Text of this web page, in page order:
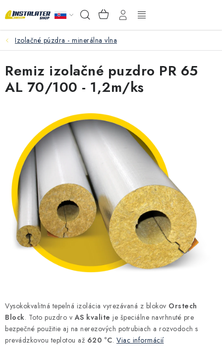
na
Hľadať NÁKUPNÝ
KOŠÍK
Inštalačný materiál
Podlahové kúrenie
Ventily a armatúry
Meranie a regulácia
Kúrenie a chladenie
Komíny a dymovody
Filtrovanie a úprava vody
Záhrada a závlaha
VEĽKOOBCHOD
AKO VYBRAŤ?
PREDAJŇA - RAKOVÁ
Izolačné púzdra - minerálna vlna
Vysokokvalitná tepelná izolácia vyrezávaná z blokov Orstech
Block. Toto puzdro vAS kvalite je špeciálne navrhnuté pre
bezpečné použitie aj na nerezových potrubiach a rozvodoch s
prevádzkovou teplotou až 620 °C. Viac informácií
Remiz izolačné puzdro PR 65
AL 70/100 - 1,2m/ks